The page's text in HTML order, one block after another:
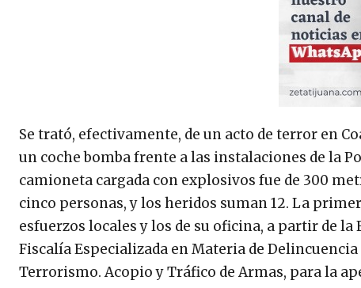
Se trató, efectivamente, de un acto de terror en
un coche bomba frente a las instalaciones de la
camioneta cargada con explosivos fue de 300
cinco personas, y los heridos suman 12. La
esfuerzos locales y los de su oficina, a partir de
Fiscalía Especializada en Materia de
Terrorismo. Acopio y Tráfico de Armas, para la